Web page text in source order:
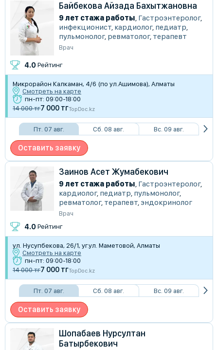
Байбекова Айзада Бахытжановна
9 лет стажа работы, Гастроэнтеролог,
инфекционист, кардиолог, педиатр,
пульмонолог, ревматолог, терапевт
Врач
4.0 Рейтинг
Микрорайон Калкаман, 4/6 (по ул.Ашимова), Алматы
Смотреть на карте
пн-пт: 09:00-18:00
14 000 тг7 000 тгTopDoc.kz
Пт. 07 авг. Сб. 08 авг. Вс. 09 авг.
Оставить заявку
Заинов Асет Жумабекович
9 лет стажа работы Гастроэнтеролог,
кардиолог, педиатр пульмонолог,
ревматолог, терапевт эндокринолог
Врач
4.0 Рейтинг
ул. Нусупбекова, 26/1, уг.ул. Маметовой, Алматы
Смотреть на карте
пн-пт: 09:00-18:00
14 000 тг7 000 тгTopDoc.kz
Пт. 07 авг. Сб. 08 авг. Вс. 09 авг.
Оставить заявку
Шопабаев Нурсултан
Батырбекович